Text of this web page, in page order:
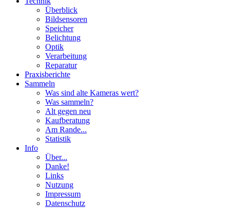
Überblick
Bildsensoren
Speicher
Belichtung
Optik
Verarbeitung
Reparatur
Praxisberichte
Sammeln
Was sind alte Kameras wert?
Was sammeln?
Alt gegen neu
Kaufberatung
Am Rande...
Statistik
Info
Über...
Danke!
Links
Nutzung
Impressum
Datenschutz